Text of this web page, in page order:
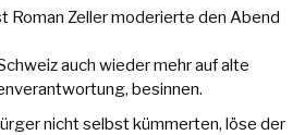
Roman Zeller moderierte den Abend
auch wieder mehr auf alte
besinnen.
nicht selbst kümmerten, löse der